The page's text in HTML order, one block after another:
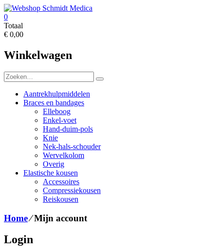
Ga
naar
de
inhoud
Webshop
Schmidt
0
Totaal
€ 0,00
Winkelwagen
Aantrekhulpmiddelen
Braces en bandages
Elleboog
Enkel-voet
Hand-duim-pols
Knie
Nek-hals-schouder
Wervelkolom
Overig
Elastische kousen
Accessoires
Compressiekousen
Reiskousen
Home⁄Mijn account
Login